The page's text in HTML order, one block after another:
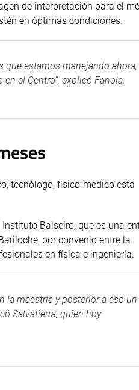
de interpretación para el
en óptimas condiciones.
que estamos manejando ahora,
el Centro”, explicó Fanola.
tecnólogo, físico-médico está
Balseiro, que es una
por convenio entre la
en física e ingeniería.
la maestría y posterior a eso un
Salvatierra, quien hoy